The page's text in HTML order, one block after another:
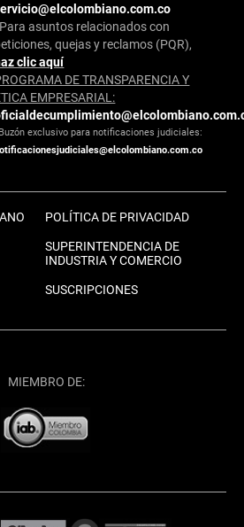
asuntos relacionados con
quejas y reclamos (PQR),
clic aquí
DE TRANSPARENCIA Y
EMPRESARIAL:
exclusivo para notificaciones judiciales:
POLÍTICA DE PRIVACIDAD
SUPERINTENDENCIA DE
INDUSTRIA Y COMERCIO
SUSCRIPCIONES
MIEMBRO DE: